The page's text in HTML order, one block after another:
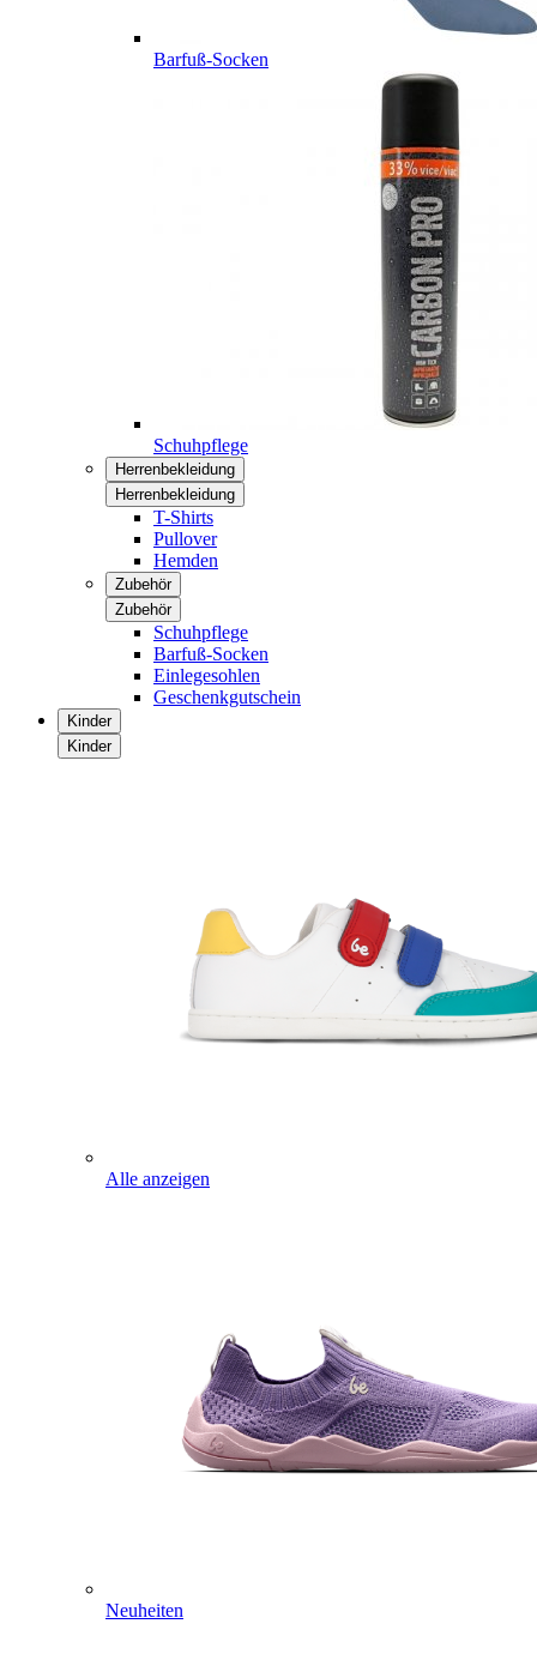
Barfuß-Socken
Schuhpflege
Herrenbekleidung
Herrenbekleidung
T-Shirts
Pullover
Hemden
Zubehör
Zubehör
Schuhpflege
Barfuß-Socken
Einlegesohlen
Geschenkgutschein
Kinder
Kinder
Alle anzeigen
Neuheiten